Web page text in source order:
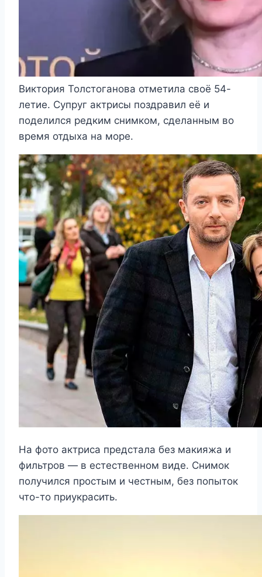
Виктория Толстоганова отметила своё 54-
летие. Супруг актрисы поздравил её и
поделился редким снимком, сделанным во
время отдыха на море.
На фото актриса предстала без макияжа и
фильтров — в естественном виде. Снимок
получился простым и честным, без попыток
что-то приукрасить.